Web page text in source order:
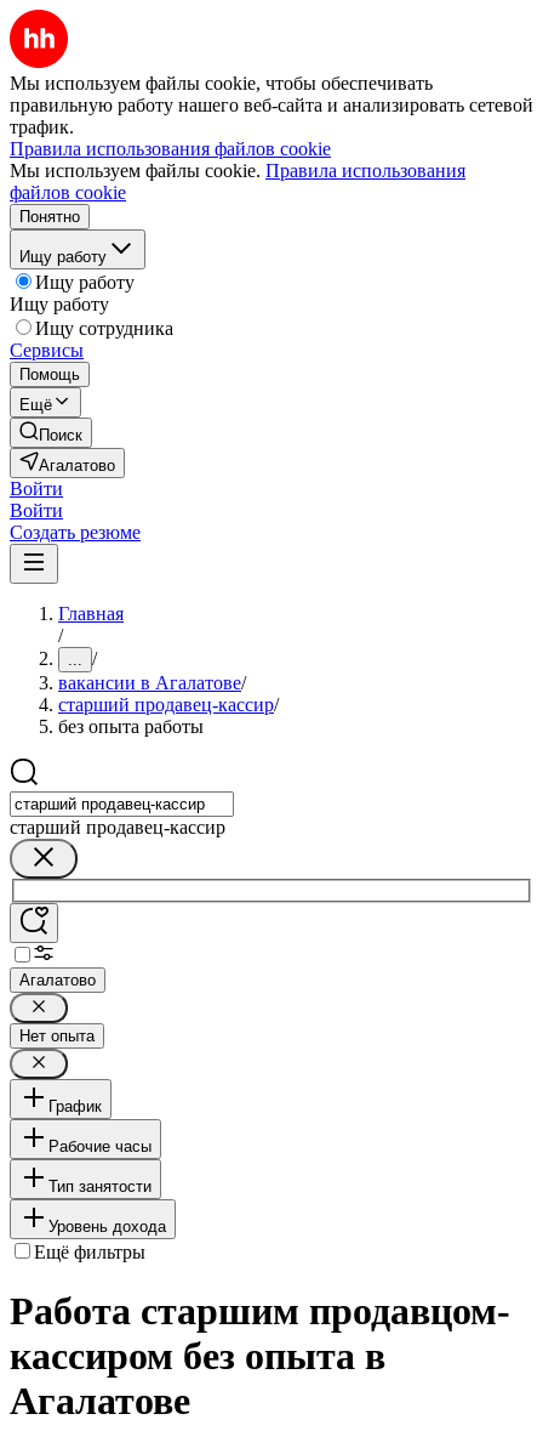
Мы используем файлы cookie, чтобы обеспечивать
правильную работу нашего веб-сайта и анализировать сетевой
трафик.
Правила использования файлов cookie
Мы используем файлы cookie. Правила использования
файлов cookie
Понятно
Ищу работу
Ищу работу
Ищу работу
Ищу сотрудника
Сервисы
Помощь
Ещё
Поиск
Агалатово
Войти
Войти
Создать резюме
Главная
/
... /
вакансии в Агалатове/
старший продавец-кассир/
без опыта работы
старший продавец-кассир
Агалатово
Нет опыта
График
Рабочие часы
Тип занятости
Уровень дохода
Ещё фильтры
Работа старшим продавцом-
кассиром без опыта в
Агалатове